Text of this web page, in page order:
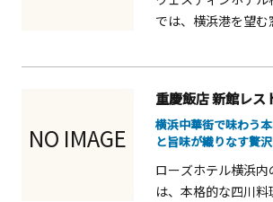
では、横浜港を望
ピングの合間に立
観光客にも便利で
でゆったり過ごせ
ざまなシーンで利用
とともに特別な時
NO IMAGE
重慶飯店 新館レス
横浜中華街で味わう
と旨味が織りなす贅
ローズホテル横浜
は、本格的な四川